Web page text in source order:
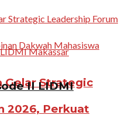
Gelar Strategic
2026, Perkuat
II LIDMI